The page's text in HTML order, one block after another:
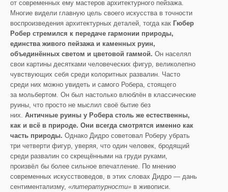
от современных ему мастеров архитектурного пейзажа.
Многие видели главную цель своего искусства в точности
воспроизведения архитектурных деталей, тогда как Гюбер
Робер стремился к передаче гармонии природы,
единства живого пейзажа и каменных руин,
объединённых светом и цветовой гаммой. Он населял
свои картины десятками человеческих фигур, великолепно
чувствующих себя среди колоритных развалин. Часто
среди них можно увидеть и самого Робера, стоящего
за мольбертом. Он был настолько влюблён в классические
руины, что просто не мыслил своё бытие без
них. Античные руины у Робера столь же естественны,
как и всё в природе. Они всегда смотрятся именно как
часть природы. Однако Дидро советовал Роберу убрать
три четверти фигур, уверяя, что один человек, бродящий
среди развалин со скрещёнными на груди руками,
произвёл бы более сильное впечатление. По мнению
современных искусствоведов, в этих словах Дидро — дань
сентиментализму, «литературности» в живописи.